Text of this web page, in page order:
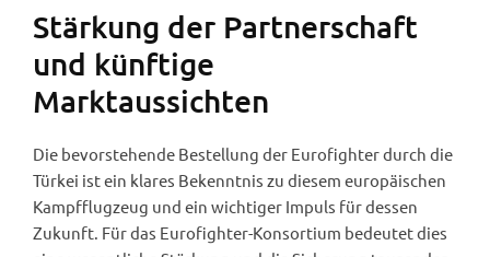
Stärkung der Partnerschaft
und künftige
Marktaussichten
Die bevorstehende Bestellung der Eurofighter durch die
Türkei ist ein klares Bekenntnis zu diesem europäischen
Kampfflugzeug und ein wichtiger Impuls für dessen
Zukunft. Für das Eurofighter-Konsortium bedeutet dies